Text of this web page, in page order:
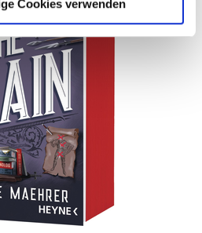
Cookies verwenden